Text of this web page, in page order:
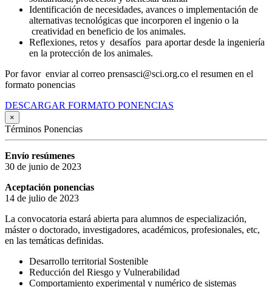
Identificación de necesidades, avances o implementación de
alternativas tecnológicas que incorporen el ingenio o la
creatividad en beneficio de los animales.
Reflexiones, retos y desafíos para aportar desde la ingeniería
en la protección de los animales.
Por favor enviar al correo prensasci@sci.org.co el resumen en el
formato ponencias
DESCARGAR FORMATO PONENCIAS
×
Términos Ponencias
Envío resúmenes
30 de junio de 2023
Aceptación ponencias
14 de julio de 2023
La convocatoria estará abierta para alumnos de especialización,
máster o doctorado, investigadores, académicos, profesionales, etc,
en las temáticas definidas.
Desarrollo territorial Sostenible
Reducción del Riesgo y Vulnerabilidad
Comportamiento experimental y numérico de sistemas